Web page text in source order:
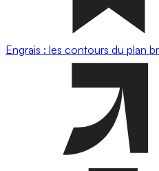
Engrais : les contours du plan